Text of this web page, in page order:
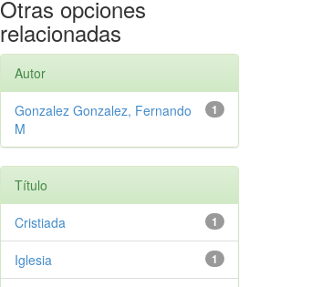
Otras opciones
relacionadas
Autor
1
Gonzalez Gonzalez, Fernando
M
Título
1
Cristiada
1
Iglesia